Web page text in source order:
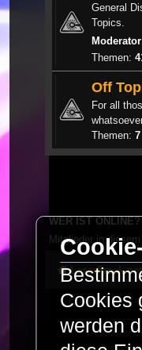
General
Topics.
Themen:
Off
For all
Themen: 7
WER IST ONLINE?
Mitglieder in
LaserFreak.net
Powered by
Deutsche
Cookies
werden